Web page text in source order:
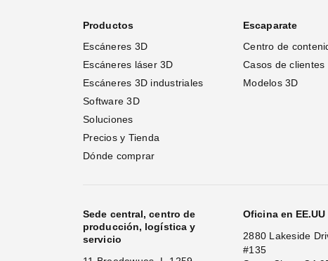
Productos
Escáneres 3D
Escáneres láser 3D
Escáneres 3D industriales
Software 3D
Soluciones
Precios y Tienda
Dónde comprar
Escaparate
Centro de
Casos de clientes
Modelos 3D
Sede central, centro de
producción, logística y
servicio
Oficina en EE.UU
2880 Lakeside
#135